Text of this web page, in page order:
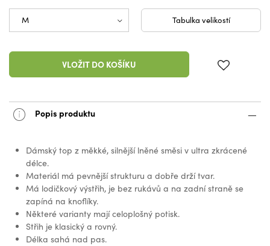
Tabulka velikostí
VLOŽIT DO KOŠÍKU
Popis produktu
Dámský top z měkké, silnější lněné směsi v ultra zkrácené
délce.
Materiál má pevnější strukturu a dobře drží tvar.
Má lodičkový výstřih, je bez rukávů a na zadní straně se
zapíná na knoflíky.
Některé varianty mají celoplošný potisk.
Střih je klasický a rovný.
Délka sahá nad pas.